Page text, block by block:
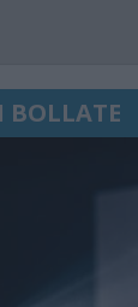
BOLLATE